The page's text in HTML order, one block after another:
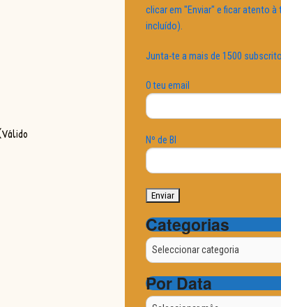
clicar em "Enviar" e ficar atento à
incluído).
Junta-te a mais de 1500
O teu email
Nº de BI
Categorias
Categorias
Por Data
Por